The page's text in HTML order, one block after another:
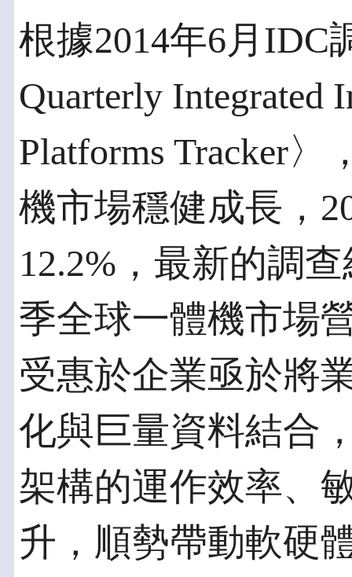
根據2014年6月IDC
Quarterly Integrated
Platforms Tracker
機市場穩健成長，
12.2%，最新的調
季全球一體機市場
受惠於企業亟於將
化與巨量資料結合
架構的運作效率、
升，順勢帶動軟硬